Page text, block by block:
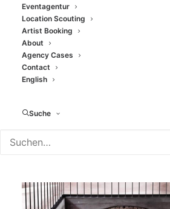
Eventagentur
Location Scouting
Artist Booking
About
Agency Cases
Contact
English
Suche